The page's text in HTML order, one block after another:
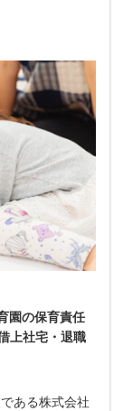
園の保育責任
上社宅・退職
ある株式会社